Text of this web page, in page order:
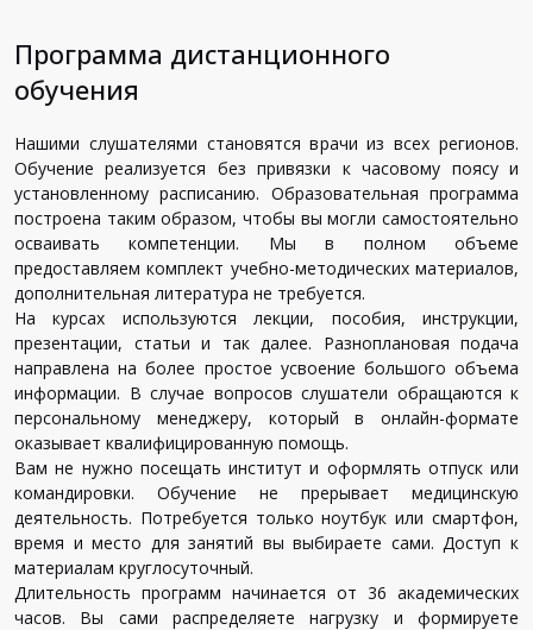
Программа дистанционного
обучения
Нашими слушателями становятся врачи из всех регионов.
Обучение реализуется без привязки к часовому поясу и
установленному расписанию. Образовательная программа
построена таким образом, чтобы вы могли самостоятельно
осваивать компетенции. Мы в полном объеме
предоставляем комплект учебно-методических материалов,
дополнительная литература не требуется.
На курсах используются лекции, пособия, инструкции,
презентации, статьи и так далее. Разноплановая подача
направлена на более простое усвоение большого объема
информации. В случае вопросов слушатели обращаются к
персональному менеджеру, который в онлайн-формате
оказывает квалифицированную помощь.
Вам не нужно посещать институт и оформлять отпуск или
командировки. Обучение не прерывает медицинскую
деятельность. Потребуется только ноутбук или смартфон,
время и место для занятий вы выбираете сами. Доступ к
материалам круглосуточный.
Длительность программ начинается от 36 академических
часов. Вы сами распределяете нагрузку и формируете